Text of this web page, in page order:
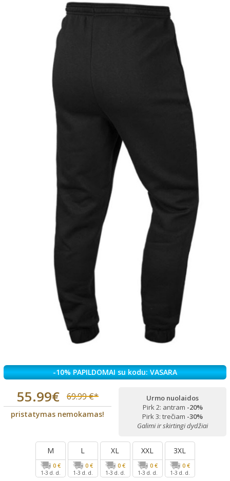
-10% PAPILDOMAI su kodu: VASARA
55.99€ 69.99 €*
pristatymas nemokamas!
Urmo nuolaidos
Pirk 2: antram -20%
Pirk 3: trečiam -30%
Galimi ir skirtingi dydžiai
M
0 €
1-3 d. d.
L
0 €
1-3 d. d.
XL
0 €
1-3 d. d.
XXL
0 €
1-3 d. d.
3XL
0 €
1-3 d. d.